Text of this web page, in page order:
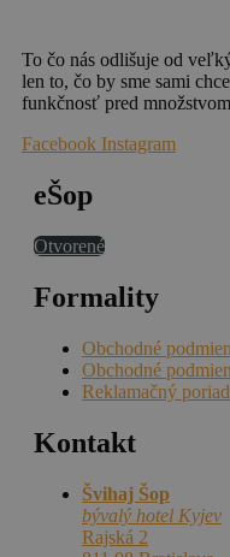
To čo nás odlišuje od
len to, čo by sme sami
funkčnosť pred
Facebook Instagram
eŠop
Otvorené
Formality
Obchodné
Obchodné
Reklamačný
Kontakt
Švihaj Šop
bývalý hotel Kyjev
Rajská 2